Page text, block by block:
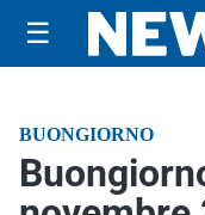
☰
BUONGIORNO